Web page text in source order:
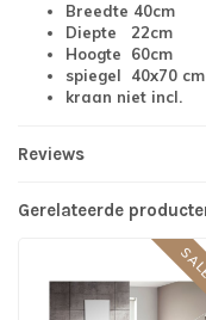
Breedte 40cm
Diepte 22cm
Hoogte 60cm
spiegel 40x70 cm
kraan niet incl.
Reviews
Gerelateerde